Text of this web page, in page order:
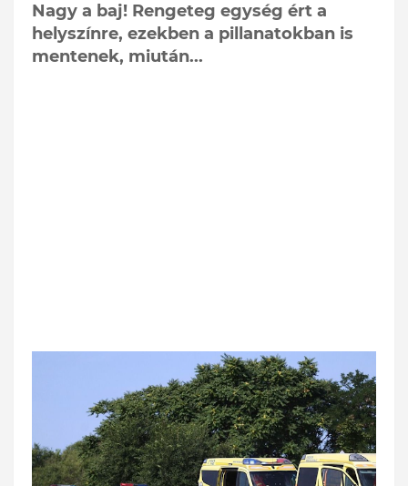
Nagy a baj! Rengeteg egység ért a
helyszínre, ezekben a pillanatokban is
mentenek, miután...